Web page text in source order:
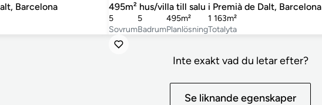
Barcelona 495m² hus/villa till salu i Premià de Dalt, Barcelona
Sovrum
5
Badrum
5
Planlösning
495m²
Totalyta
1 163m²
Inte exakt vad du letar efter?
Se liknande egenskaper